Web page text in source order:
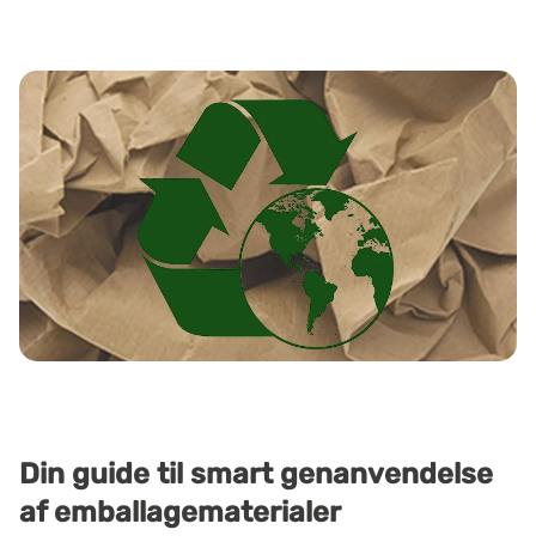
Din guide til smart genanvendelse
af emballagematerialer